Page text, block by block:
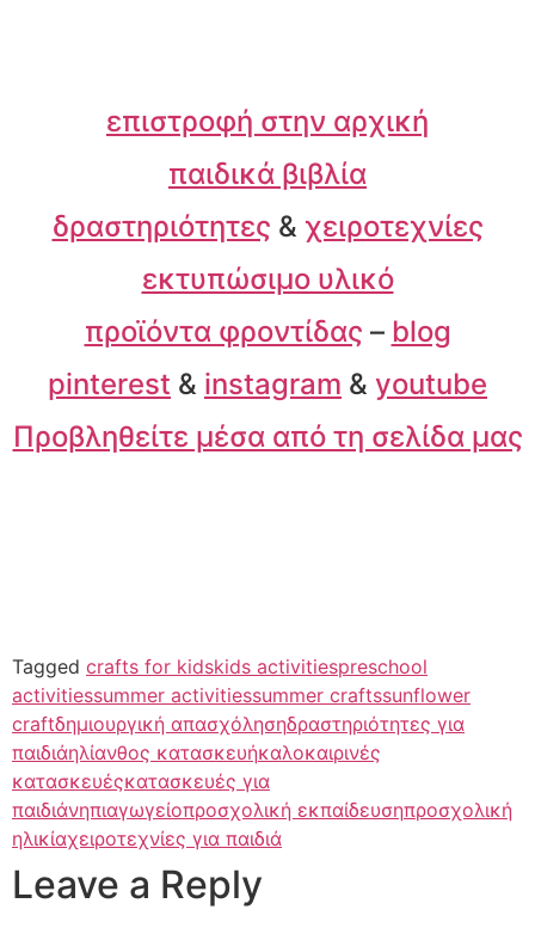
επιστροφή στην αρχική
παιδικά βιβλία
δραστηριότητες & χειροτεχνίες
εκτυπώσιμο υλικό
προϊόντα φροντίδας – blog
pinterest & instagram & youtube
Προβληθείτε μέσα από τη σελίδα μας
Tagged crafts for kidskids activitiespreschool
activitiessummer activitiessummer craftssunflower
craftδημιουργική απασχόλησηδραστηριότητες για
παιδιάηλίανθος κατασκευήκαλοκαιρινές
κατασκευέςκατασκευές για
παιδιάνηπιαγωγείοπροσχολική εκπαίδευσηπροσχολική
ηλικίαχειροτεχνίες για παιδιά
Leave a Reply